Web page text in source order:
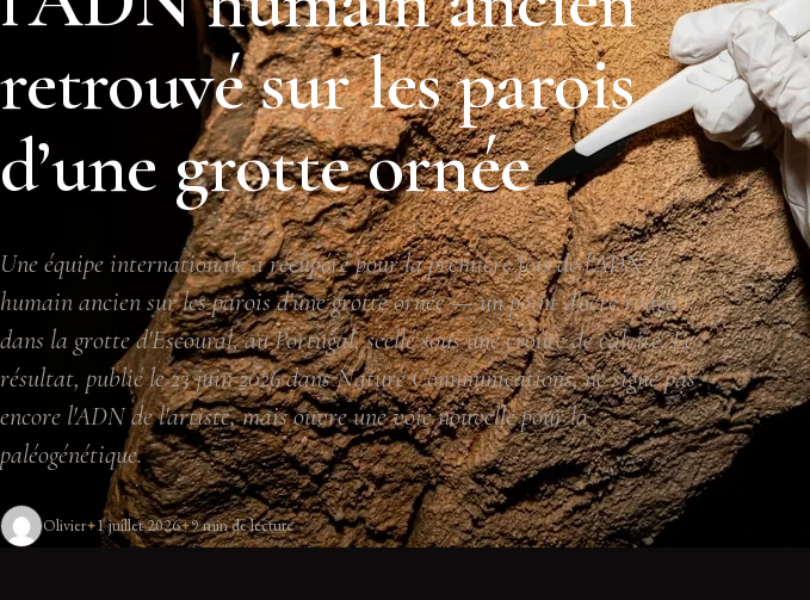
retrouvé sur les parois
d’une grotte ornée
Une équipe internationale a récupéré pour la première fois de l'ADN
humain ancien sur les parois d'une grotte ornée — un point d'ocre rouge
dans la grotte d'Escoural, au Portugal, scellé sous une croûte de calcite. Le
résultat, publié le 23 juin 2026 dans Nature Communications, ne signe pas
encore l'ADN de l'artiste, mais ouvre une voie nouvelle pour la
paléogénétique.
Olivier 1 juillet 2026 9 min de lecture